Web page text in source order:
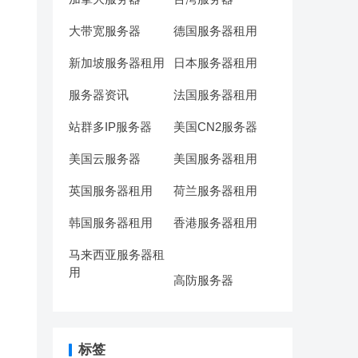
大带宽服务器 德国服务器租用
新加坡服务器租用 日本服务器租用
服务器资讯 法国服务器租用
站群多IP服务器 美国CN2服务器
美国云服务器 美国服务器租用
英国服务器租用 荷兰服务器租用
韩国服务器租用 香港服务器租用
马来西亚服务器租
用
高防服务器
标签